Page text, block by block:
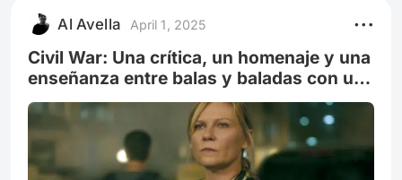
sí tratar. Con esta reflexión quiero abrir lo
mágico que es poder tomar tu chaquet
Al Avella April 1, 2025
Civil War: Una crítica, un homenaje y una
enseñanza entre balas y baladas con un
digno final.